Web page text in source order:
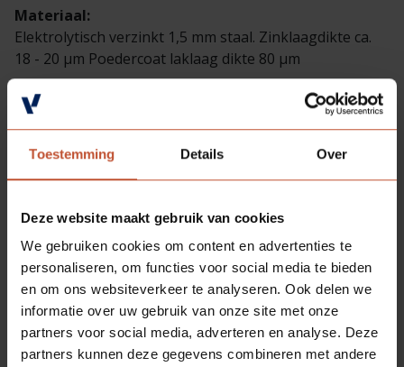
Toestemming Details Over
Deze website maakt gebruik van cookies
We gebruiken cookies om content en advertenties te
personaliseren, om functies voor social media te bieden
en om ons websiteverkeer te analyseren. Ook delen we
informatie over uw gebruik van onze site met onze
partners voor social media, adverteren en analyse. Deze
partners kunnen deze gegevens combineren met andere
Materiaal:
Elektrolytisch verzinkt 1,5 mm staal. Zinklaagdikte ca.
18 - 20 µm Poedercoat laklaag dikte 80 µm